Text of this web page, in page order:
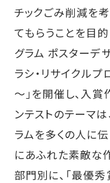
チックごみ削減を
てもらうことを目的
グラム ポスターデ
ラシ・リサイクル
～｣を開催し、入賞
ンテストのテーマは
ラムを多くの人に
にあふれた素敵な
部門別に、「最優秀